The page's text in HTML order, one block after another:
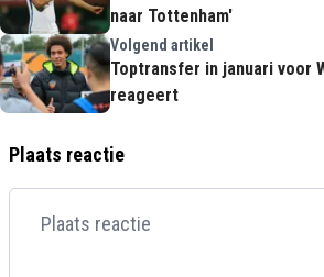
naar Tottenham'
Volgend artikel
Toptransfer in januari voor
reageert
Plaats reactie